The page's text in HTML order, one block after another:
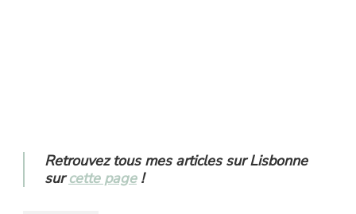
Retrouvez tous mes articles sur Lisbonne
surcette page!